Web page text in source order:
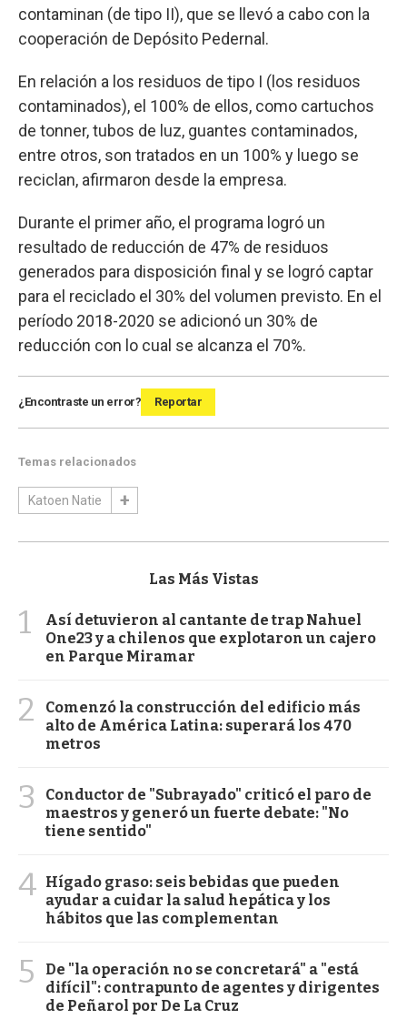
contaminan (de tipo II), que se llevó a cabo con la
cooperación de Depósito Pedernal.
En relación a los residuos de tipo I (los residuos
contaminados), el 100% de ellos, como cartuchos
de tonner, tubos de luz, guantes contaminados,
entre otros, son tratados en un 100% y luego se
reciclan, afirmaron desde la empresa.
Durante el primer año, el programa logró un
resultado de reducción de 47% de residuos
generados para disposición final y se logró captar
para el reciclado el 30% del volumen previsto. En el
período 2018-2020 se adicionó un 30% de
reducción con lo cual se alcanza el 70%.
¿Encontraste un error? Reportar
Temas relacionados
Katoen Natie
Las Más Vistas
1
Así detuvieron al cantante de trap Nahuel
One23 y a chilenos que explotaron un cajero
en Parque Miramar
2
Comenzó la construcción del edificio más
alto de América Latina: superará los 470
metros
3
Conductor de "Subrayado" criticó el paro de
maestros y generó un fuerte debate: "No
tiene sentido"
4 Hígado graso: seis bebidas que pueden
ayudar a cuidar la salud hepática y los
hábitos que las complementan
5
De "la operación no se concretará" a "está
difícil": contrapunto de agentes y dirigentes
de Peñarol por De La Cruz